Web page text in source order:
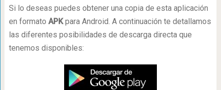
Si lo deseas puedes obtener una copia de esta aplicación
en formato APKpara Android. A continuación te detallamos
las diferentes posibilidades de descarga directa que
tenemos disponibles: